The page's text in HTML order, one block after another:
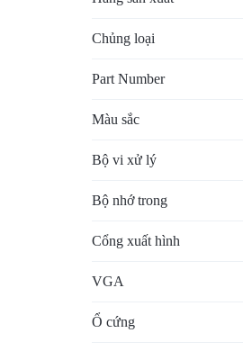
HẠ
TẦNG
HIỆN
CÓ
Chủng loại
Part Number
Màu sắc
Bộ vi xử lý
Bộ nhớ trong
Cổng xuất hình
VGA
Ổ cứng